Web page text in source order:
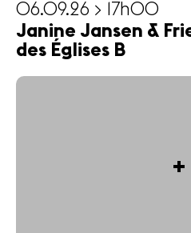
06.09.26 > 17h00
Janine Jansen &
des Églises B
+